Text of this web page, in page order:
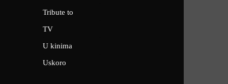
Tribute to
TV
U kinima
Uskoro